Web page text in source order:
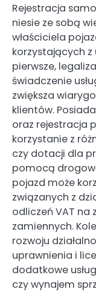
Rejestracja
niesie ze sobą
właściciela
korzystających z
pierwsze,
świadczenie
zwiększa
klientów.
oraz rejestracja
korzystanie z
czy dotacji dla
pomocą
pojazd może
związanych z
odliczeń VAT na
zamiennych.
rozwoju
uprawnienia i
dodatkowe
czy wynajem